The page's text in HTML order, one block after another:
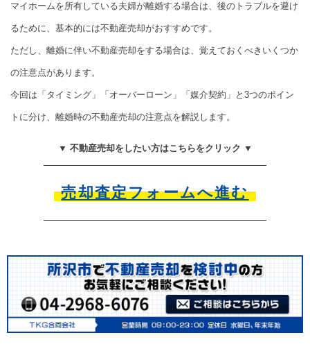
マイホームを所有している夫婦が離婚する場合は、後のトラブルを避け
るために、基本的には不動産売却がおすすめです。
ただし、離婚に伴い不動産売却をする場合は、覚えておくべきいくつか
の注意点があります。
今回は「タイミング」「オーバーローン」「媒介契約」と3つのポイン
トに分け、離婚時の不動産売却の注意点を解説します。
▼ 不動産売却をしたい方はこちらをクリック ▼
売却査定フォームへ進む